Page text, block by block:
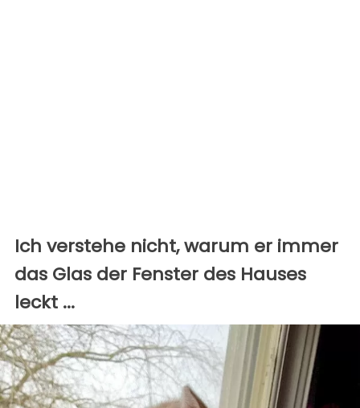
Ich verstehe nicht, warum er immer
das Glas der Fenster des Hauses
leckt ...